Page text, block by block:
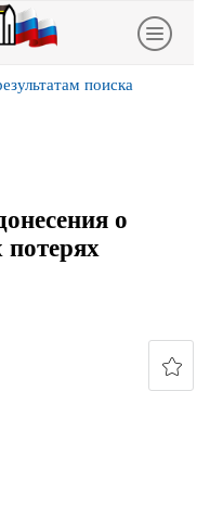
поиска
о
потерях